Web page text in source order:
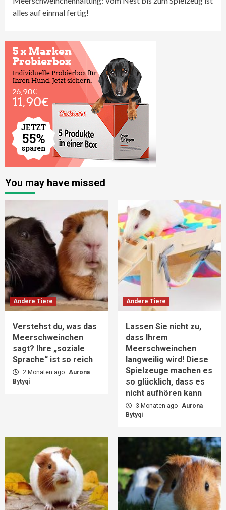
alles auf einmal fertig!
You may have missed
Andere Tiere
Verstehst du, was das
Meerschweinchen
sagt? Ihre „soziale
Sprache“ ist so reich
2 Monaten ago Aurona
Bytyqi
Andere Tiere
Lassen Sie nicht zu,
dass Ihrem
Meerschweinchen
langweilig wird! Diese
Spielzeuge machen es
so glücklich, dass es
nicht aufhören kann
3 Monaten ago Aurona
Bytyqi